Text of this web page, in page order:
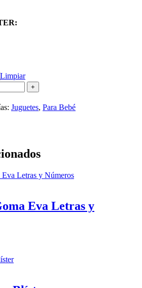
Limpiar
Juguetes, Para Bebé
Eva Letras y